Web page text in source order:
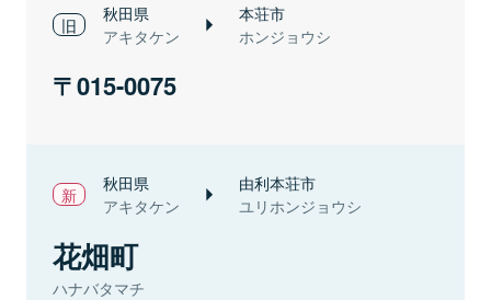
秋田県
アキタケン
本荘市
ホンジョウシ
015-0075
秋田県
アキタケン
由利本荘市
ユリホンジョウシ
花畑町
ハナバタマチ